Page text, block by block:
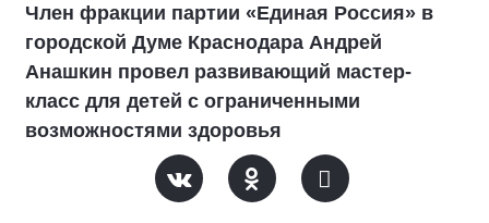
Член фракции партии «Единая Россия» в
городской Думе Краснодара Андрей
Анашкин провел развивающий мастер-
класс для детей с ограниченными
возможностями здоровья